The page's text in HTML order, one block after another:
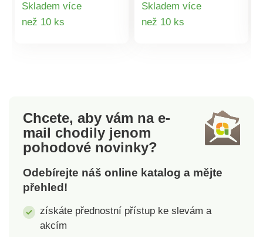
polyester.
Skladem více
než 10 ks
polyester.
Skladem více
než 10 ks
Chcete, aby vám na e-
mail chodily jenom
pohodové novinky?
Odebírejte náš online katalog a mějte
přehled!
získáte přednostní přístup ke slevám a
akcím